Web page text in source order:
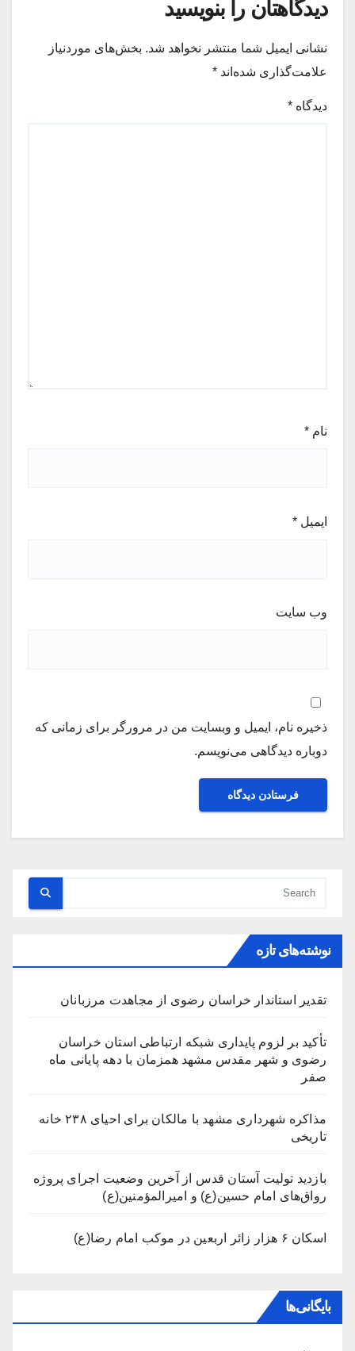
دیدگاهتان را بنویسید
نشانی ایمیل شما منتشر نخواهد شد. بخش‌های موردنیاز
علامت‌گذاری شده‌اند *
دیدگاه *
نام *
ایمیل *
وب‌ سایت
ذخیره نام، ایمیل و وبسایت من در مرورگر برای زمانی که
دوباره دیدگاهی می‌نویسم.
نوشته‌های تازه
تقدیر استاندار خراسان رضوی از مجاهدت مرزبانان
تأکید بر لزوم پایداری شبکه ارتباطی استان خراسان
رضوی و شهر مقدس مشهد همزمان با دهه پایانی ماه
صفر
مذاکره شهرداری مشهد با مالکان برای احیای ۲۳۸ خانه
تاریخی
بازدید تولیت آستان قدس از آخرین وضعیت اجرای پروژه
رواق‌های امام حسین(ع) و امیرالمؤمنین(ع)
اسکان ۶ هزار زائر اربعین در موکب امام رضا(ع)
بایگانی‌ها